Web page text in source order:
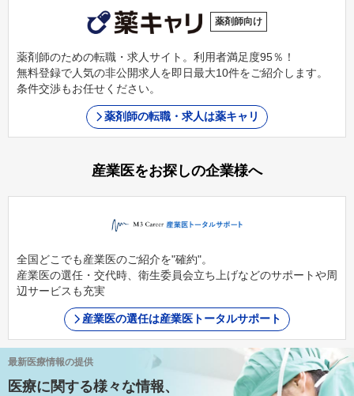
薬剤師向け
薬剤師のための転職・求人サイト。利用者満足度95％！
無料登録で人気の非公開求人を即日最大10件をご紹介します。
条件交渉もお任せください。
薬剤師の転職・求人は薬キャリ
産業医をお探しの企業様へ
全国どこでも産業医のご紹介を"確約"。
産業医の選任・交代時、衛生委員会立ち上げなどのサポートや周
辺サービスも充実
産業医の選任は産業医トータルサポート
最新医療情報の提供
医療に関する様々な情報、